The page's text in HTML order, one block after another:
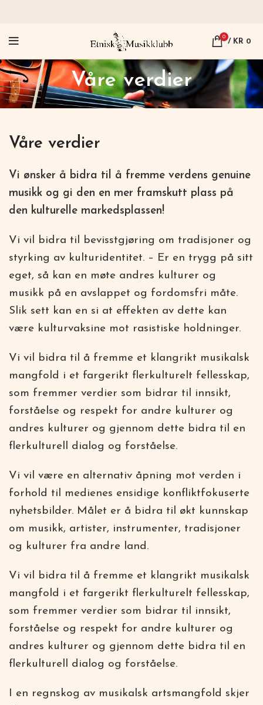
0
/ KR 0
Våre verdier
Våre verdier
Vi ønsker å bidra til å fremme verdens genuine
musikk og gi den en mer framskutt plass på
den kulturelle markedsplassen!
Vi vil bidra til bevisstgjøring om tradisjoner og
styrking av kulturidentitet. – Er en trygg på sitt
eget, så kan en møte andres kulturer og
musikk på en avslappet og fordomsfri måte.
Slik sett kan en si at effekten av dette kan
være kulturvaksine mot rasistiske holdninger.
Vi vil bidra til å fremme et klangrikt musikalsk
mang­fold i et fargerikt flerkulturelt fellesskap,
som fremmer verdier som bidrar til innsikt,
forståelse og respekt for andre kulturer og
andres kulturer og gjennom dette bidra til en
flerkulturell dialog og forståelse.
Vi vil være en alternativ åpning mot verden i
forhold til medienes en­sidige konfliktfokuserte
nyhetsbilder. Målet er å bidra til økt kunnskap
om musikk, artister, in­strumenter, tradisjo­ner
og kulturer fra andre land.
Vi vil bidra til å fremme et klangrikt musikalsk
mang­fold i et fargerikt fler­kulturelt fellesskap,
som fremmer verdier som bidrar til innsikt,
forståelse og respekt for andre kulturer og
andres kulturer og gjennom dette bidra til en
flerkulturell dialog og forståelse.
I en regnskog av musikalsk artsmangfold skjer